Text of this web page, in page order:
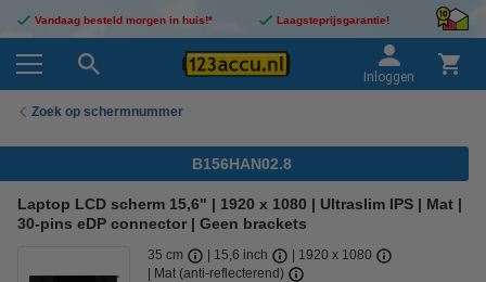
Vandaag besteld morgen in huis!* Laagsteprijsgarantie!
Inloggen
Zoek op schermnummer
B156HAN02.8
Laptop LCD scherm 15,6" | 1920 x 1080 | Ultraslim IPS | Mat |
30-pins eDP connector | Geen brackets
35 cm 15,6 inch
1920 x 1080
Mat (anti-reflecterend)